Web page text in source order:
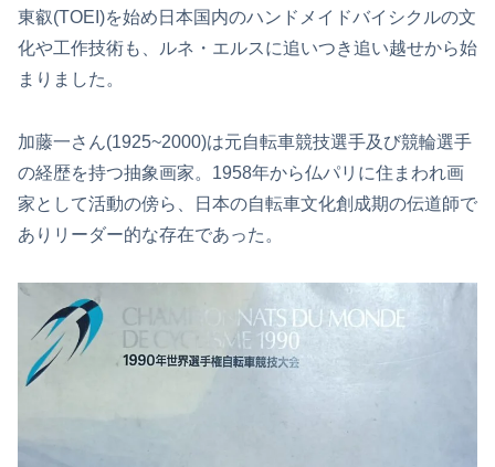
東叡(TOEI)を始め日本国内のハンドメイドバイシクルの文
化や工作技術も、ルネ・エルスに追いつき追い越せから始
まりました。
加藤一さん(1925~2000)は元自転車競技選手及び競輪選手
の経歴を持つ抽象画家。1958年から仏パリに住まわれ画
家として活動の傍ら、日本の自転車文化創成期の伝道師で
ありリーダー的な存在であった。